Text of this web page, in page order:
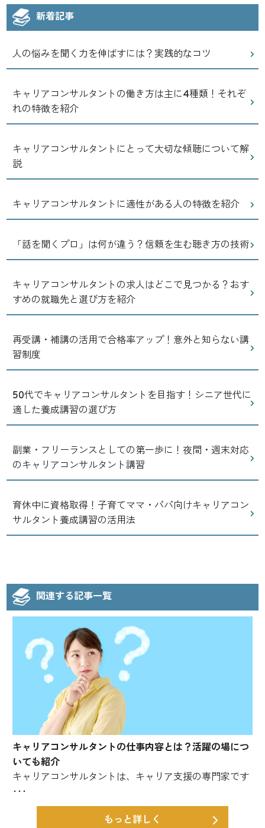
新着記事
人の悩みを聞く力を伸ばすには？実践的なコツ
キャリアコンサルタントの働き方は主に4種類！それぞ
れの特徴を紹介
キャリアコンサルタントにとって大切な傾聴について解
説
キャリアコンサルタントに適性がある人の特徴を紹介
「話を聞くプロ」は何が違う？信頼を生む聴き方の技術
キャリアコンサルタントの求人はどこで見つかる？おす
すめの就職先と選び方を紹介
再受講・補講の活用で合格率アップ！意外と知らない講
習制度
50代でキャリアコンサルタントを目指す！シニア世代に
適した養成講習の選び方
副業・フリーランスとしての第一歩に！夜間・週末対応
のキャリアコンサルタント講習
育休中に資格取得！子育てママ・パパ向けキャリアコン
サルタント養成講習の活用法
関連する記事一覧
キャリアコンサルタントの仕事内容とは？活躍の場につ
いても紹介
キャリアコンサルタントは、キャリア支援の専門家です
･･･
もっと詳しく